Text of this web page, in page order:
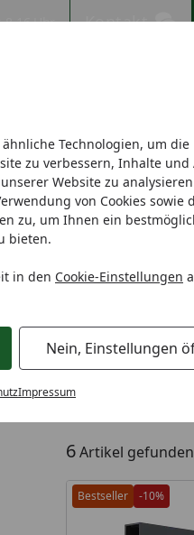
Technologien, um die
zu verbessern, Inhalte und
Website zu
von Cookies sowie
zu, um Ihnen ein
bieten.
in den Cookie-Einstellungen
Nein, Einstellungen
Impressum
8-16 Uhr Kontakt
Gabionen
BOSTON
OPEN
6Artikel gefunden
Bestseller -10%